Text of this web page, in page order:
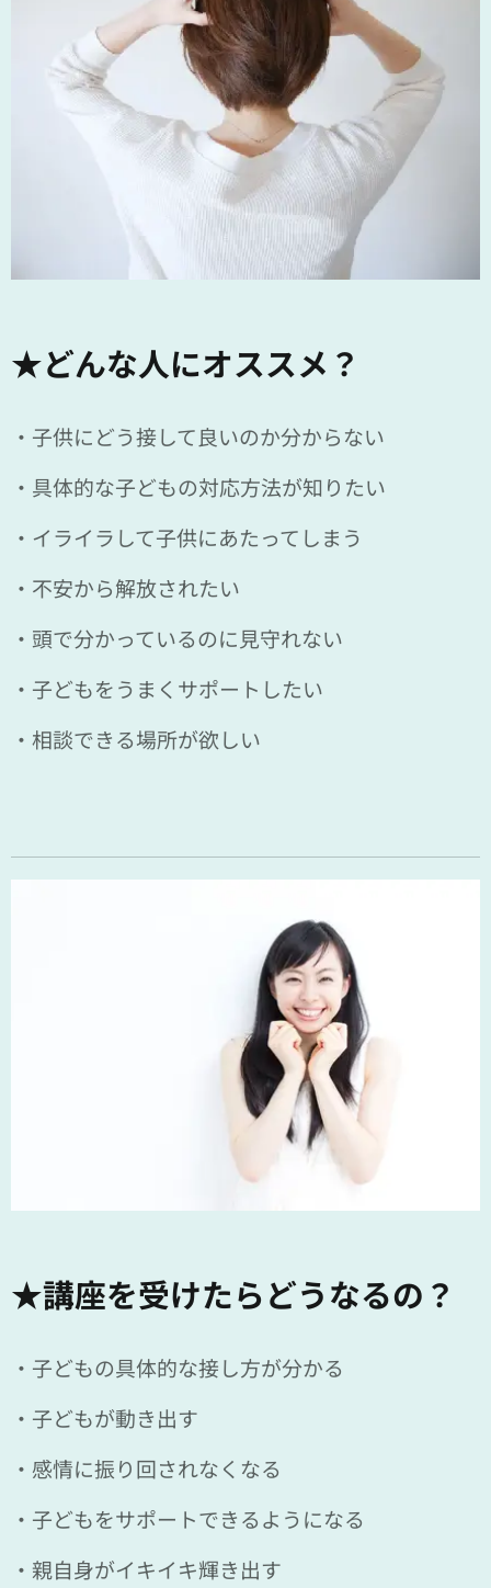
★どんな人にオススメ？
・子供にどう接して良いのか分からない
・具体的な子どもの対応方法が知りたい
・イライラして子供にあたってしまう
・不安から解放されたい
・頭で分かっているのに見守れない
・子どもをうまくサポートしたい
・相談できる場所が欲しい
★講座を受けたらどうなるの？
・子どもの具体的な接し方が分かる
・子どもが動き出す
・感情に振り回されなくなる
・子どもをサポートできるようになる
・親自身がイキイキ輝き出す